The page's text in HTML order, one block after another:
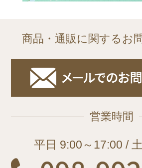
商品・通販に関するお
営業時間
平日 9:00～17:00 /